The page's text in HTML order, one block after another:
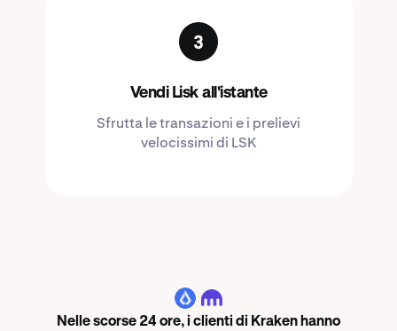
Vendi Lisk all'istante
Sfrutta le transazioni e i prelievi
velocissimi di LSK
LSK
Nelle scorse 24 ore, i clienti di Kraken hanno